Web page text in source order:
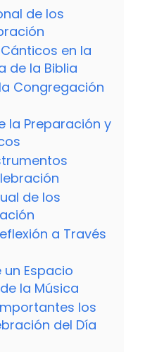
de los
en la
de la Biblia
Congregación
la Preparación y
de los
a Través
un Espacio
la Música
los
del Día